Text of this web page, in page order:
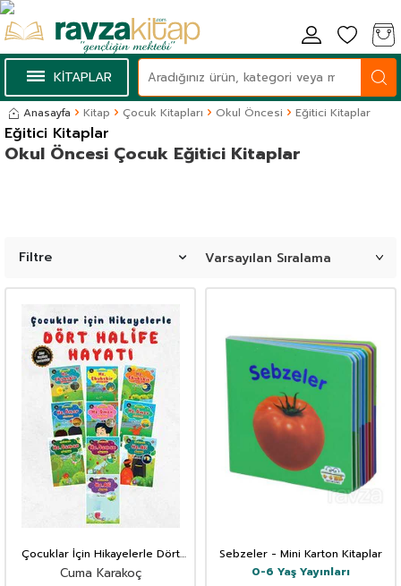
KİTAPLAR
Anasayfa Kitap Çocuk Kitapları Okul Öncesi Eğitici Kitaplar
Eğitici Kitaplar
Okul Öncesi Çocuk Eğitici Kitaplar
Filtre
Çocuklar İçin Hikayelerle Dört
Halife Hayatı (10 Kitap Set)
Cuma Karakoç
Sebzeler - Mini Karton Kitaplar
0-6 Yaş Yayınları